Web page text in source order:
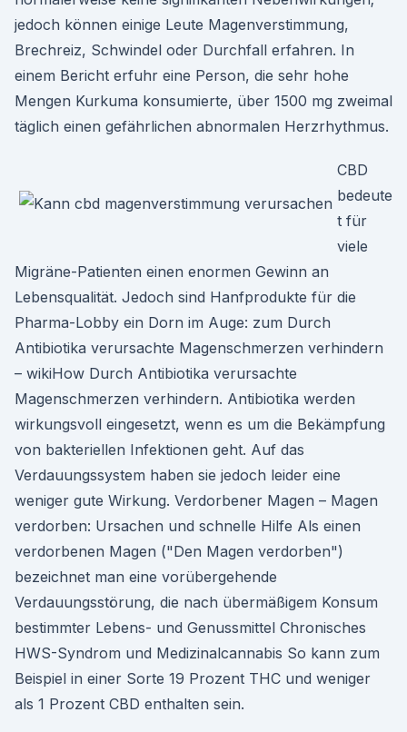
jedoch können einige Leute Magenverstimmung,
Brechreiz, Schwindel oder Durchfall erfahren. In
einem Bericht erfuhr eine Person, die sehr hohe
Mengen Kurkuma konsumierte, über 1500 mg zweimal
täglich einen gefährlichen abnormalen Herzrhythmus.
CBD
bedeute
t für
viele
Migräne-Patienten einen enormen Gewinn an
Lebensqualität. Jedoch sind Hanfprodukte für die
Pharma-Lobby ein Dorn im Auge: zum Durch
Antibiotika verursachte Magenschmerzen verhindern
– wikiHow Durch Antibiotika verursachte
Magenschmerzen verhindern. Antibiotika werden
wirkungsvoll eingesetzt, wenn es um die Bekämpfung
von bakteriellen Infektionen geht. Auf das
Verdauungssystem haben sie jedoch leider eine
weniger gute Wirkung. Verdorbener Magen – Magen
verdorben: Ursachen und schnelle Hilfe Als einen
verdorbenen Magen ("Den Magen verdorben")
bezeichnet man eine vorübergehende
Verdauungsstörung, die nach übermäßigem Konsum
bestimmter Lebens- und Genussmittel Chronisches
HWS-Syndrom und Medizinalcannabis So kann zum
Beispiel in einer Sorte 19 Prozent THC und weniger
als 1 Prozent CBD enthalten sein.